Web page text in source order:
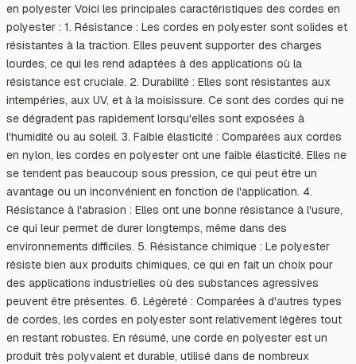
en polyester Voici les principales caractéristiques des cordes en
polyester : 1. Résistance : Les cordes en polyester sont solides et
résistantes à la traction. Elles peuvent supporter des charges
lourdes, ce qui les rend adaptées à des applications où la
résistance est cruciale. 2. Durabilité : Elles sont résistantes aux
intempéries, aux UV, et à la moisissure. Ce sont des cordes qui ne
se dégradent pas rapidement lorsqu'elles sont exposées à
l'humidité ou au soleil. 3. Faible élasticité : Comparées aux cordes
en nylon, les cordes en polyester ont une faible élasticité. Elles ne
se tendent pas beaucoup sous pression, ce qui peut être un
avantage ou un inconvénient en fonction de l'application. 4.
Résistance à l'abrasion : Elles ont une bonne résistance à l'usure,
ce qui leur permet de durer longtemps, même dans des
environnements difficiles. 5. Résistance chimique : Le polyester
résiste bien aux produits chimiques, ce qui en fait un choix pour
des applications industrielles où des substances agressives
peuvent être présentes. 6. Légèreté : Comparées à d'autres types
de cordes, les cordes en polyester sont relativement légères tout
en restant robustes. En résumé, une corde en polyester est un
produit très polyvalent et durable, utilisé dans de nombreux